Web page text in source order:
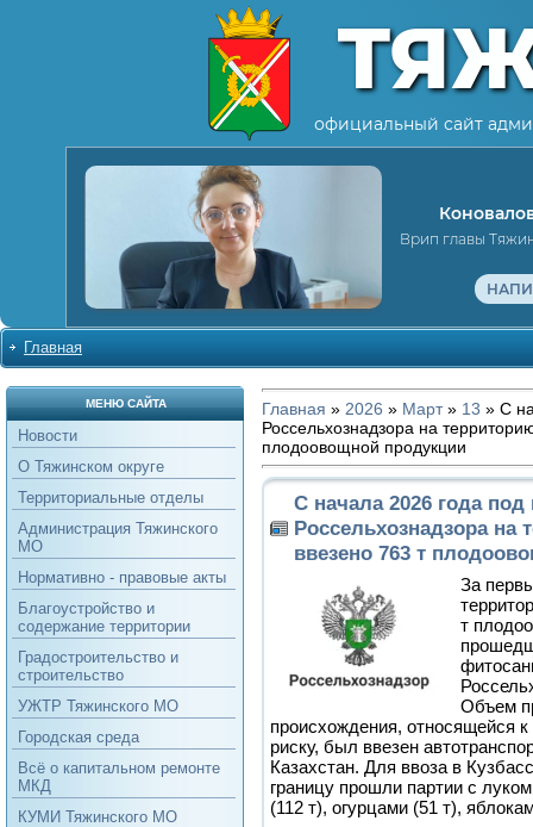
официальный сайт
Врип главы
Главная
МЕНЮ САЙТА
Новости
О Тяжинском округе
Территориальные отделы
Администрация Тяжинского
МО
Нормативно - правовые акты
Благоустройство и
содержание территории
Градостроительство и
строительство
УЖТР Тяжинского МО
Городская среда
Всё о капитальном ремонте
МКД
КУМИ Тяжинского МО
Главная » 2026 » Март » 13 » С
Россельхознадзора на
плодоовощной продукции
С начала 2026 года
Россельхознадзора на
ввезено 763 т
За
т
Объем
происхождения, относящейся
риску, был ввезен
Казахстан. Для ввоза в
границу прошли партии с
(112 т), огурцами (51 т),